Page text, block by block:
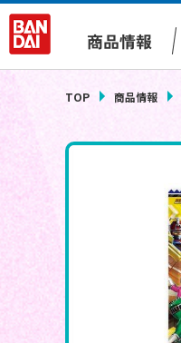
商品情報
TOP 商品情報